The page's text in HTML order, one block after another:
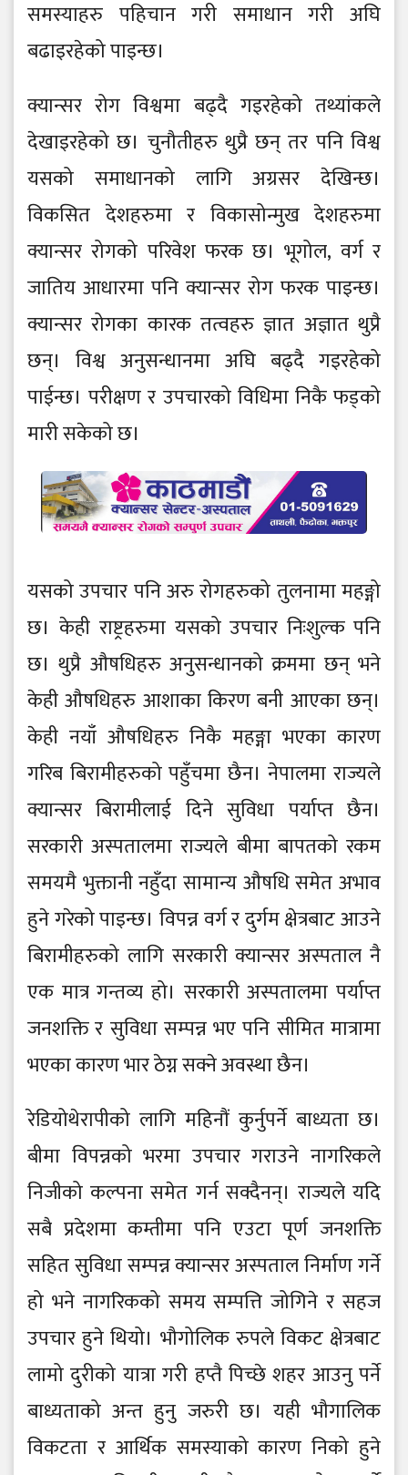
समस्याहरु पहिचान गरी समाधान गरी अघि
बढाइरहेको पाइन्छ।
क्यान्सर रोग विश्वमा बढ्दै गइरहेको तथ्यांकले
देखाइरहेको छ। चुनौतीहरु थुप्रै छन् तर पनि विश्व
यसको समाधानको लागि अग्रसर देखिन्छ।
विकसित देशहरुमा र विकासोन्मुख देशहरुमा
क्यान्सर रोगको परिवेश फरक छ। भूगोल, वर्ग र
जातिय आधारमा पनि क्यान्सर रोग फरक पाइन्छ।
क्यान्सर रोगका कारक तत्वहरु ज्ञात अज्ञात थुप्रै
छन्। विश्व अनुसन्धानमा अघि बढ्दै गइरहेको
पाईन्छ। परीक्षण र उपचारको विधिमा निकै फड्को
मारी सकेको छ।
यसको उपचार पनि अरु रोगहरुको तुलनामा महङ्गो
छ। केही राष्ट्रहरुमा यसको उपचार निःशुल्क पनि
छ। थुप्रै औषधिहरु अनुसन्धानको क्रममा छन् भने
केही औषधिहरु आशाका किरण बनी आएका छन्।
केही नयाँ औषधिहरु निकै महङ्गा भएका कारण
गरिब बिरामीहरुको पहुँचमा छैन। नेपालमा राज्यले
क्यान्सर बिरामीलाई दिने सुविधा पर्याप्त छैन।
सरकारी अस्पतालमा राज्यले बीमा बापतको रकम
समयमै भुक्तानी नहुँदा सामान्य औषधि समेत अभाव
हुने गरेको पाइन्छ। विपन्न वर्ग र दुर्गम क्षेत्रबाट आउने
बिरामीहरुको लागि सरकारी क्यान्सर अस्पताल नै
एक मात्र गन्तव्य हो। सरकारी अस्पतालमा पर्याप्त
जनशक्ति र सुविधा सम्पन्न भए पनि सीमित मात्रामा
भएका कारण भार ठेग्न सक्ने अवस्था छैन।
रेडियोथेरापीको लागि महिनौं कुर्नुपर्ने बाध्यता छ।
बीमा विपन्नको भरमा उपचार गराउने नागरिकले
निजीको कल्पना समेत गर्न सक्दैनन्। राज्यले यदि
सबै प्रदेशमा कम्तीमा पनि एउटा पूर्ण जनशक्ति
सहित सुविधा सम्पन्न क्यान्सर अस्पताल निर्माण गर्ने
हो भने नागरिकको समय सम्पत्ति जोगिने र सहज
उपचार हुने थियो। भौगोलिक रुपले विकट क्षेत्रबाट
लामो दुरीको यात्रा गरी हप्तै पिच्छे शहर आउनु पर्ने
बाध्यताको अन्त हुनु जरुरी छ। यही भौगालिक
विकटता र आर्थिक समस्याको कारण निको हुने